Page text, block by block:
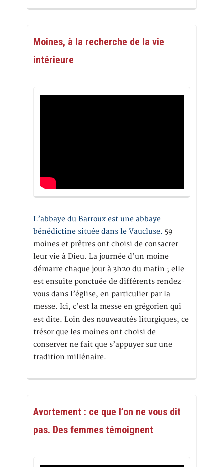
Moines, à la recherche de la vie
intérieure
L’abbaye du Barroux est une abbaye
bénédictine située dans le Vaucluse. 59
moines et prêtres ont choisi de consacrer
leur vie à Dieu. La journée d’un moine
démarre chaque jour à 3h20 du matin ; elle
est ensuite ponctuée de différents rendez-
vous dans l’église, en particulier par la
messe. Ici, c’est la messe en grégorien qui
est dite. Loin des nouveautés liturgiques, ce
trésor que les moines ont choisi de
conserver ne fait que s’appuyer sur une
tradition millénaire.
Avortement : ce que l’on ne vous dit
pas. Des femmes témoignent